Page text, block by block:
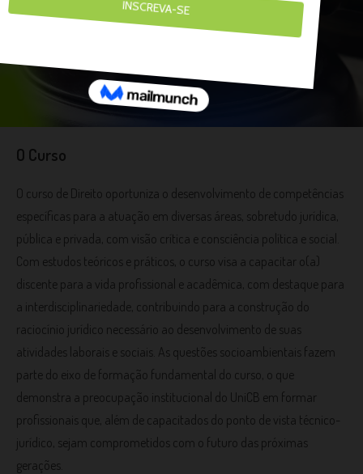
O Curso
O curso de Direito oportuniza o desenvolvimento de competências
específicas para a atuação em diversas áreas, sobretudo jurídica,
pública e privada, com visão crítica e consciência política e social.
Com estudos teóricos e práticos, o curso visa a capacitar o(a)
discente para a vida profissional e acadêmica, com destaque para
a interdisciplinariedade, contribuindo para a construção do
raciocínio jurídico necessário ao desenvolvimento de suas
atividades laborais e sociais. As questões socioambientais fazem
parte do eixo de formação fundamental do curso, o que
demonstra a preocupação institucional do UniCB em formar
profissionais que, além de capacitados do ponto de vista técnico-
jurídico, sejam comprometidos com o futuro das próximas
gerações.